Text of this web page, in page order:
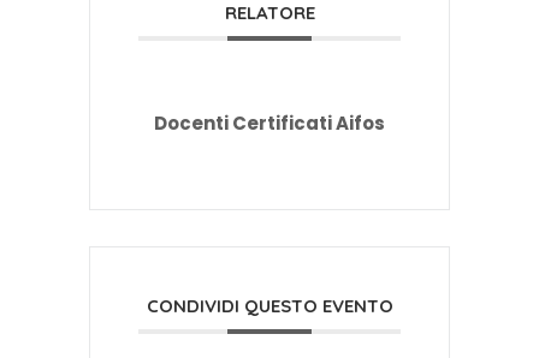
RELATORE
Docenti Certificati Aifos
CONDIVIDI QUESTO EVENTO